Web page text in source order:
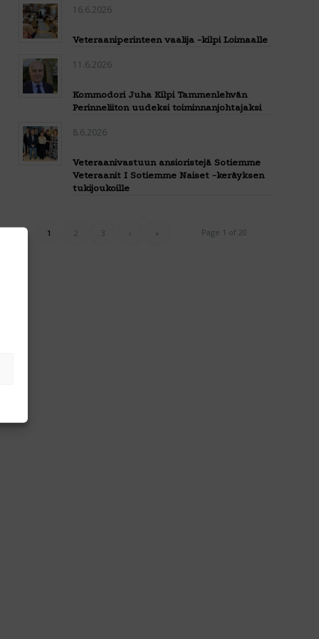
16.6.2026
Veteraaniperinteen vaalija -kilpi Loimaalle
11.6.2026
Kommodori Juha Kilpi Tammenlehvän
Perinneliiton uudeksi toiminnanjohtajaksi
8.6.2026
Veteraanivastuun ansioristejä Sotiemme
Veteraanit I Sotiemme Naiset -keräyksen
tukijoukoille
Page 1 of 20
1 2 3 › »